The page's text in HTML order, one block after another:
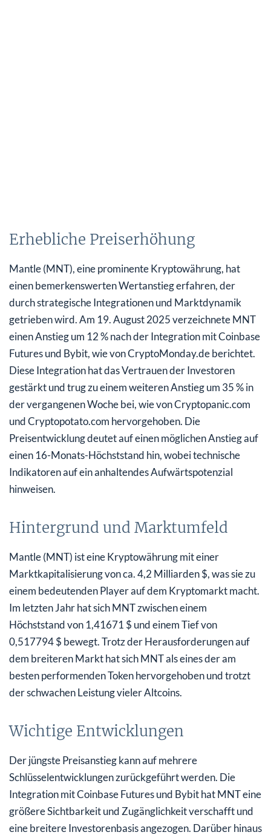
Erhebliche Preiserhöhung
Mantle (MNT), eine prominente Kryptowährung, hat
einen bemerkenswerten Wertanstieg erfahren, der
durch strategische Integrationen und Marktdynamik
getrieben wird. Am 19. August 2025 verzeichnete MNT
einen Anstieg um 12 % nach der Integration mit Coinbase
Futures und Bybit, wie von CryptoMonday.de berichtet.
Diese Integration hat das Vertrauen der Investoren
gestärkt und trug zu einem weiteren Anstieg um 35 % in
der vergangenen Woche bei, wie von Cryptopanic.com
und Cryptopotato.com hervorgehoben. Die
Preisentwicklung deutet auf einen möglichen Anstieg auf
einen 16-Monats-Höchststand hin, wobei technische
Indikatoren auf ein anhaltendes Aufwärtspotenzial
hinweisen.
Hintergrund und Marktumfeld
Mantle (MNT) ist eine Kryptowährung mit einer
Marktkapitalisierung von ca. 4,2 Milliarden $, was sie zu
einem bedeutenden Player auf dem Kryptomarkt macht.
Im letzten Jahr hat sich MNT zwischen einem
Höchststand von 1,41671 $ und einem Tief von
0,517794 $ bewegt. Trotz der Herausforderungen auf
dem breiteren Markt hat sich MNT als eines der am
besten performenden Token hervorgehoben und trotzt
der schwachen Leistung vieler Altcoins.
Wichtige Entwicklungen
Der jüngste Preisanstieg kann auf mehrere
Schlüsselentwicklungen zurückgeführt werden. Die
Integration mit Coinbase Futures und Bybit hat MNT eine
größere Sichtbarkeit und Zugänglichkeit verschafft und
eine breitere Investorenbasis angezogen. Darüber hinaus